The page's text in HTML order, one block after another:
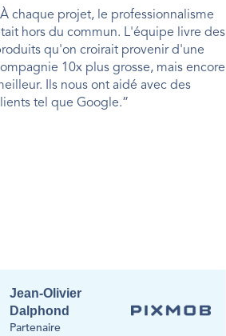
chaque projet, le professionnalisme
hors du commun. L'équipe livre des
qu'on croirait provenir d'une
10x plus grosse, mais encore
Ils nous ont aidé avec des
tel que Google.”
Jean-Olivier
Dalphond
Partenaire